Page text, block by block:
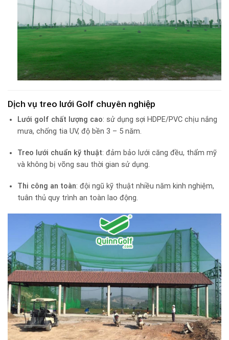
Dịch vụ treo lưới Golf chuyên nghiệp
Lưới golf chất lượng cao: sử dụng sợi HDPE/PVC chịu nắng
mưa, chống tia UV, độ bền 3 – 5 năm.
Treo lưới chuẩn kỹ thuật: đảm bảo lưới căng đều, thẩm mỹ
và không bị võng sau thời gian sử dụng.
Thi công an toàn: đội ngũ kỹ thuật nhiều năm kinh nghiệm,
tuân thủ quy trình an toàn lao động.